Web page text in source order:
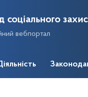
вебпортал